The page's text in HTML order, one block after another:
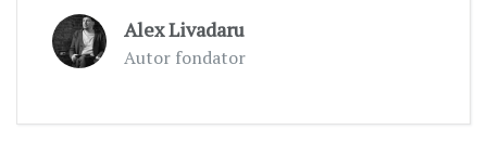
Alex Livadaru
Autor fondator